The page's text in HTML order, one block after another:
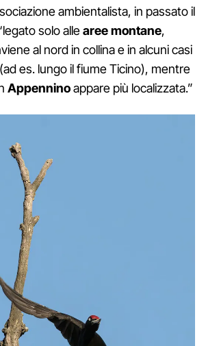
ambientalista, in passato il
solo allearee montane,
al nord in collina e in alcuni casi
es. lungo il fiume Ticino), mentre
Appenninoappare più localizzata.”